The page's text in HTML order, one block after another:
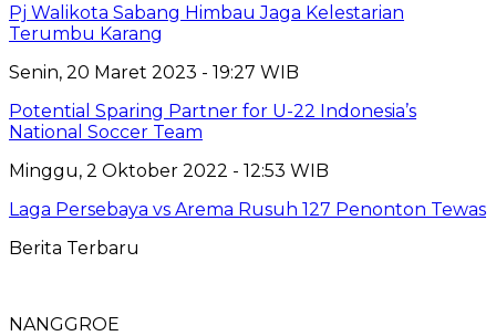
Pj Walikota Sabang Himbau Jaga Kelestarian
Terumbu Karang
Senin, 20 Maret 2023 - 19:27 WIB
Potential Sparing Partner for U-22 Indonesia’s
National Soccer Team
Minggu, 2 Oktober 2022 - 12:53 WIB
Laga Persebaya vs Arema Rusuh 127 Penonton Tewas
Berita Terbaru
NANGGROE